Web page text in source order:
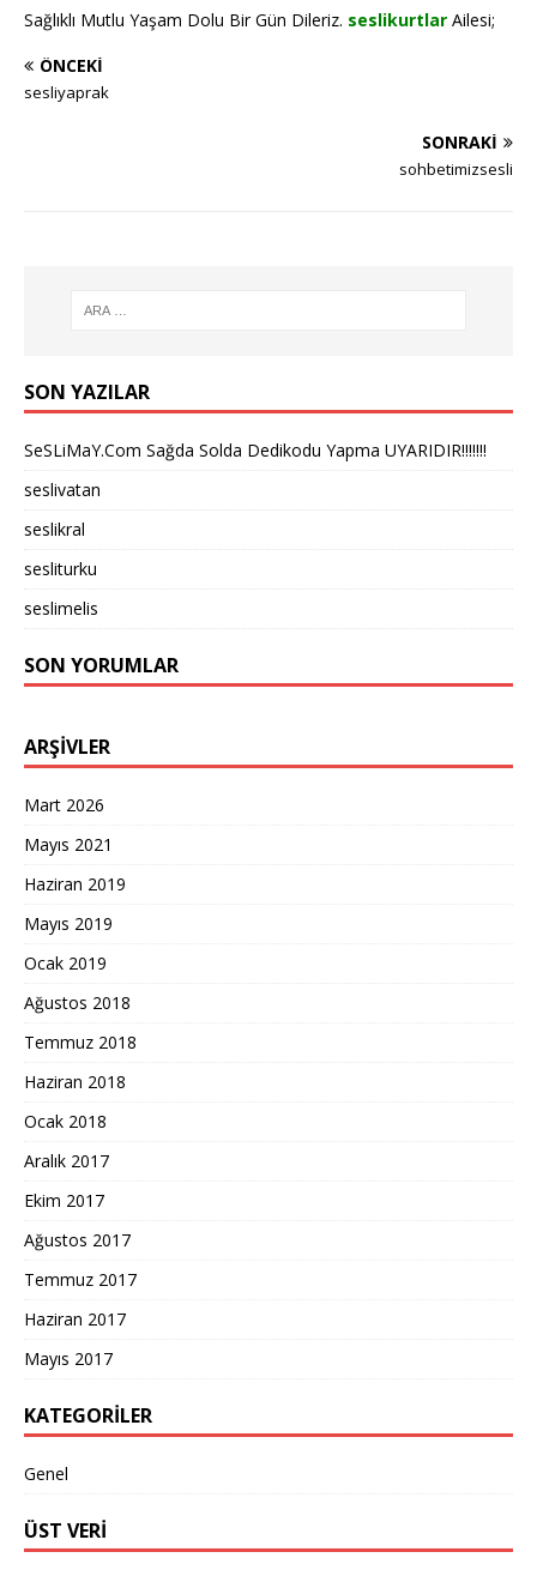
Sağlıklı Mutlu Yaşam Dolu Bir Gün Dileriz. seslikurtlar Ailesi;
ÖNCEKI
sesliyaprak
SONRAKI
sohbetimizsesli
SON YAZILAR
SeSLiMaY.Com Sağda Solda Dedikodu Yapma UYARIDIR!!!!!!!
seslivatan
seslikral
sesliturku
seslimelis
SON YORUMLAR
ARŞIVLER
Mart 2026
Mayıs 2021
Haziran 2019
Mayıs 2019
Ocak 2019
Ağustos 2018
Temmuz 2018
Haziran 2018
Ocak 2018
Aralık 2017
Ekim 2017
Ağustos 2017
Temmuz 2017
Haziran 2017
Mayıs 2017
KATEGORILER
Genel
ÜST VERI